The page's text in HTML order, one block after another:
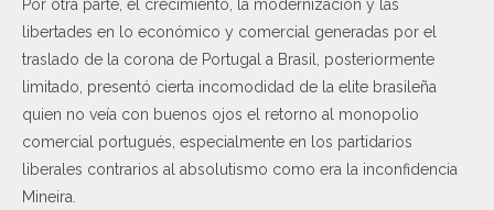
Por otra parte, el crecimiento, la modernización y las
libertades en lo económico y comercial generadas por el
traslado de la corona de Portugal a Brasil, posteriormente
limitado, presentó cierta incomodidad de la elite brasileña
quien no veía con buenos ojos el retorno al monopolio
comercial portugués, especialmente en los partidarios
liberales contrarios al absolutismo como era la inconfidencia
Mineira.